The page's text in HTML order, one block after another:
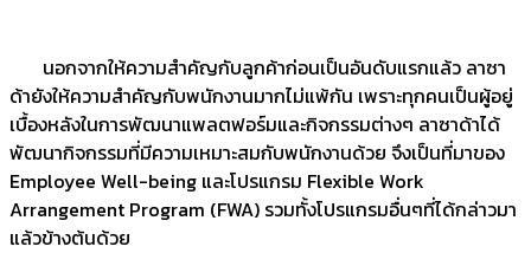
นอกจากให้ความสำคัญกับลูกค้าก่อนเป็นอันดับแรกแล้ว ลาซา
ด้ายังให้ความสำคัญกับพนักงานมากไม่แพ้กัน เพราะทุกคนเป็นผู้อยู่
เบื้องหลังในการพัฒนาแพลตฟอร์มและกิจกรรมต่างๆ ลาซาด้าได้
พัฒนากิจกรรมที่มีความเหมาะสมกับพนักงานด้วย จึงเป็นที่มาของ
Employee Well-being และโปรแกรม Flexible Work
Arrangement Program (FWA) รวมทั้งโปรแกรมอื่นๆที่ได้กล่าวมา
แล้วข้างต้นด้วย